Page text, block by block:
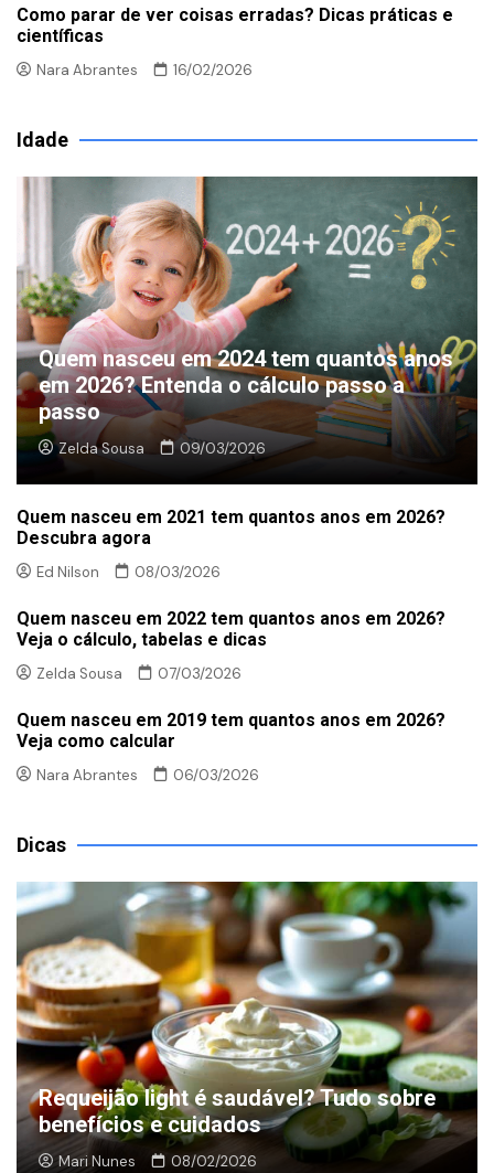
Como parar de ver coisas erradas? Dicas práticas e
científicas
Nara Abrantes 16/02/2026
Idade
Quem nasceu em 2024 tem quantos anos
em 2026? Entenda o cálculo passo a
passo
Zelda Sousa 09/03/2026
Quem nasceu em 2021 tem quantos anos em 2026?
Descubra agora
Ed Nilson 08/03/2026
Quem nasceu em 2022 tem quantos anos em 2026?
Veja o cálculo, tabelas e dicas
Zelda Sousa 07/03/2026
Quem nasceu em 2019 tem quantos anos em 2026?
Veja como calcular
Nara Abrantes 06/03/2026
Dicas
Requeijão light é saudável? Tudo sobre
benefícios e cuidados
Mari Nunes 08/02/2026